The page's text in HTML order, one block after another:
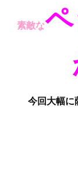
素敵な
今回大幅に